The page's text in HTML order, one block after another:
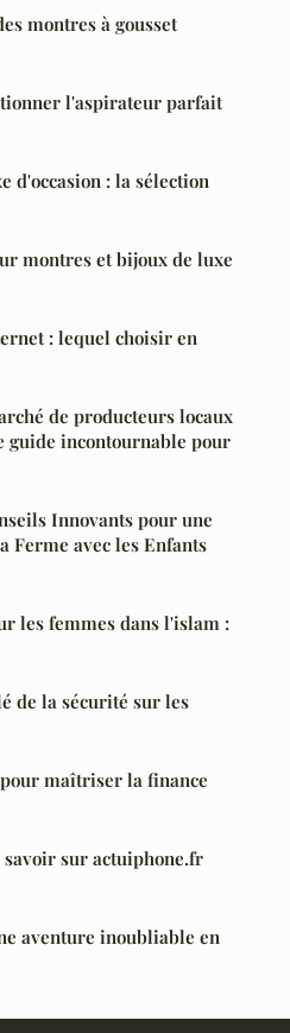
montres à gousset
l'aspirateur parfait
d'occasion : la sélection
montres et bijoux de luxe
: lequel choisir en
de producteurs locaux
guide incontournable pour
Innovants pour une
Ferme avec les Enfants
les femmes dans l'islam :
de la sécurité sur les
maîtriser la finance
savoir sur actuiphone.fr
aventure inoubliable en